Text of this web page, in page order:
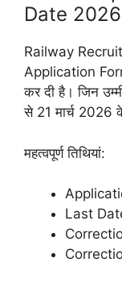
Date 2026
Railway
Application
कर दी है। जिन
से 21 मार्च 2026
महत्वपूर्ण तिथियां:
Last